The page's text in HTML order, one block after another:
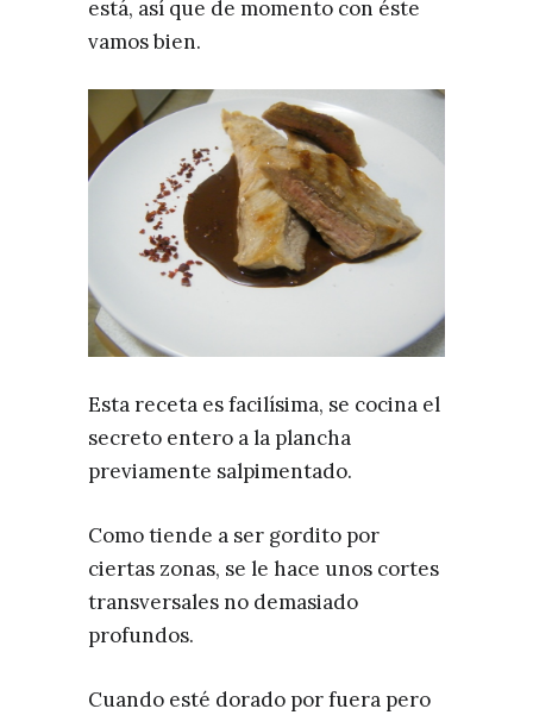
está, así que de momento con éste
vamos bien.
Esta receta es facilísima, se cocina el
secreto entero a la plancha
previamente salpimentado.
Como tiende a ser gordito por
ciertas zonas, se le hace unos cortes
transversales no demasiado
profundos.
Cuando esté dorado por fuera pero